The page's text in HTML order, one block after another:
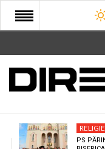
START
COMUNITATE
CULTURA RELIGIE
PS